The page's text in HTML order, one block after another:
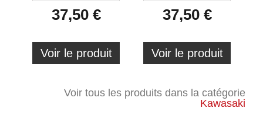
37,50 €
Voir le produit
37,50 €
Voir le produit
Voir tous les produits dans la catégorie
Kawasaki